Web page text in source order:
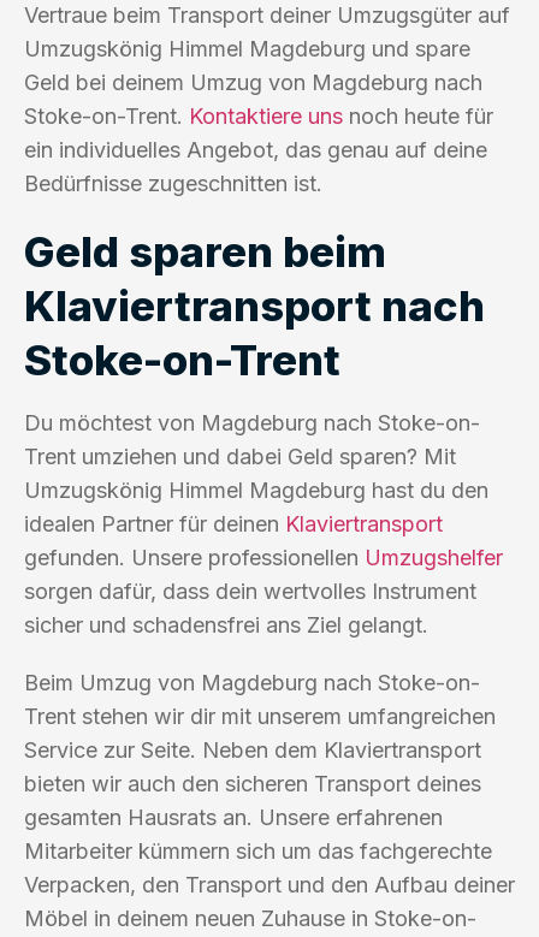
Vertraue beim Transport deiner Umzugsgüter auf
Umzugskönig Himmel Magdeburg und spare
Geld bei deinem Umzug von Magdeburg nach
Stoke-on-Trent. Kontaktiere uns noch heute für
ein individuelles Angebot, das genau auf deine
Bedürfnisse zugeschnitten ist.
Geld sparen beim
Klaviertransport nach
Stoke-on-Trent
Du möchtest von Magdeburg nach Stoke-on-
Trent umziehen und dabei Geld sparen? Mit
Umzugskönig Himmel Magdeburg hast du den
idealen Partner für deinen Klaviertransport
gefunden. Unsere professionellen Umzugshelfer
sorgen dafür, dass dein wertvolles Instrument
sicher und schadensfrei ans Ziel gelangt.
Beim Umzug von Magdeburg nach Stoke-on-
Trent stehen wir dir mit unserem umfangreichen
Service zur Seite. Neben dem Klaviertransport
bieten wir auch den sicheren Transport deines
gesamten Hausrats an. Unsere erfahrenen
Mitarbeiter kümmern sich um das fachgerechte
Verpacken, den Transport und den Aufbau deiner
Möbel in deinem neuen Zuhause in Stoke-on-